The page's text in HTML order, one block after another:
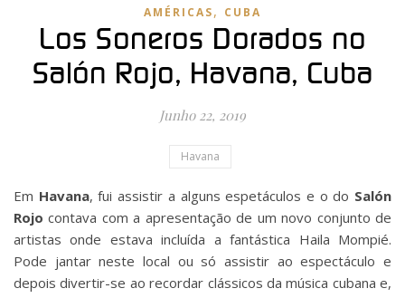
AMÉRICAS, CUBA
Los Soneros Dorados no
Salón Rojo, Havana, Cuba
Junho 22, 2019
Havana
Em Havana, fui assistir a alguns espetáculos e o do Salón
Rojo contava com a apresentação de um novo conjunto de
artistas onde estava incluída a fantástica Haila Mompié.
Pode jantar neste local ou só assistir ao espectáculo e
depois divertir-se ao recordar clássicos da música cubana e,